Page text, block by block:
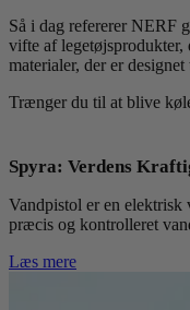
Så i dag refererer NERF
vifte af legetøjsprodukter,
materialer, der er
Trænger du til at blive
Spyra: Verdens
Vandpistol er en elektrisk
præcis og kontrolleret
Læs mere